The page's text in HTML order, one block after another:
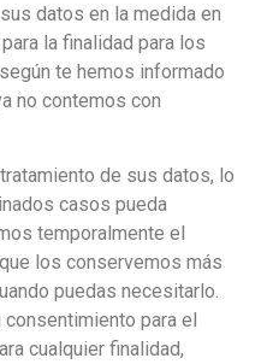
datos en la medida en
la finalidad para los
te hemos informado
no contemos con
de sus datos, lo
casos pueda
temporalmente el
los conservemos más
puedas necesitarlo.
para el
cualquier finalidad,